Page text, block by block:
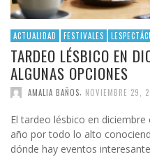
ACTUALIDAD FESTIVALES
TARDEO LÉSBICO EN
ALGUNAS OPCIONES
AMALIA BAÑOS, NOVIEMBRE 29,
El tardeo lésbico en
año por todo lo alto
dónde hay eventos